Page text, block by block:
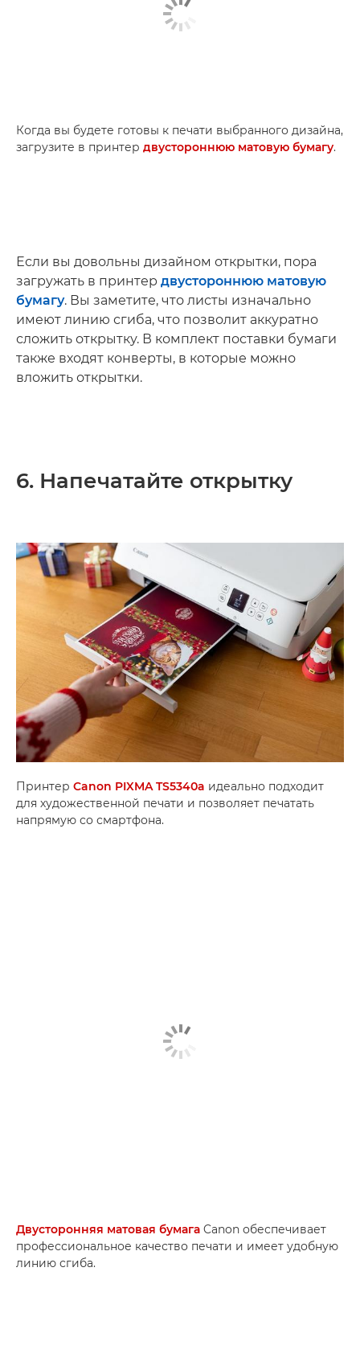
Когда вы будете готовы к печати выбранного дизайна,
загрузите в принтер двустороннюю матовую бумагу.
Если вы довольны дизайном открытки, пора
загружать в принтер двустороннюю матовую
бумагу. Вы заметите, что листы изначально
имеют линию сгиба, что позволит аккуратно
сложить открытку. В комплект поставки бумаги
также входят конверты, в которые можно
вложить открытки.
6. Напечатайте открытку
Принтер Canon PIXMA TS5340a идеально подходит
для художественной печати и позволяет печатать
напрямую со смартфона.
Двусторонняя матовая бумага Canon обеспечивает
профессиональное качество печати и имеет удобную
линию сгиба.